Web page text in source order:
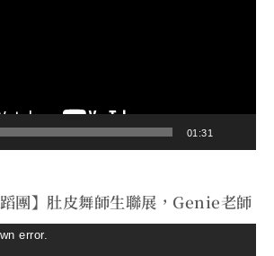
01:31
蹈團】肚皮舞師生聯展，Genie老師
error.